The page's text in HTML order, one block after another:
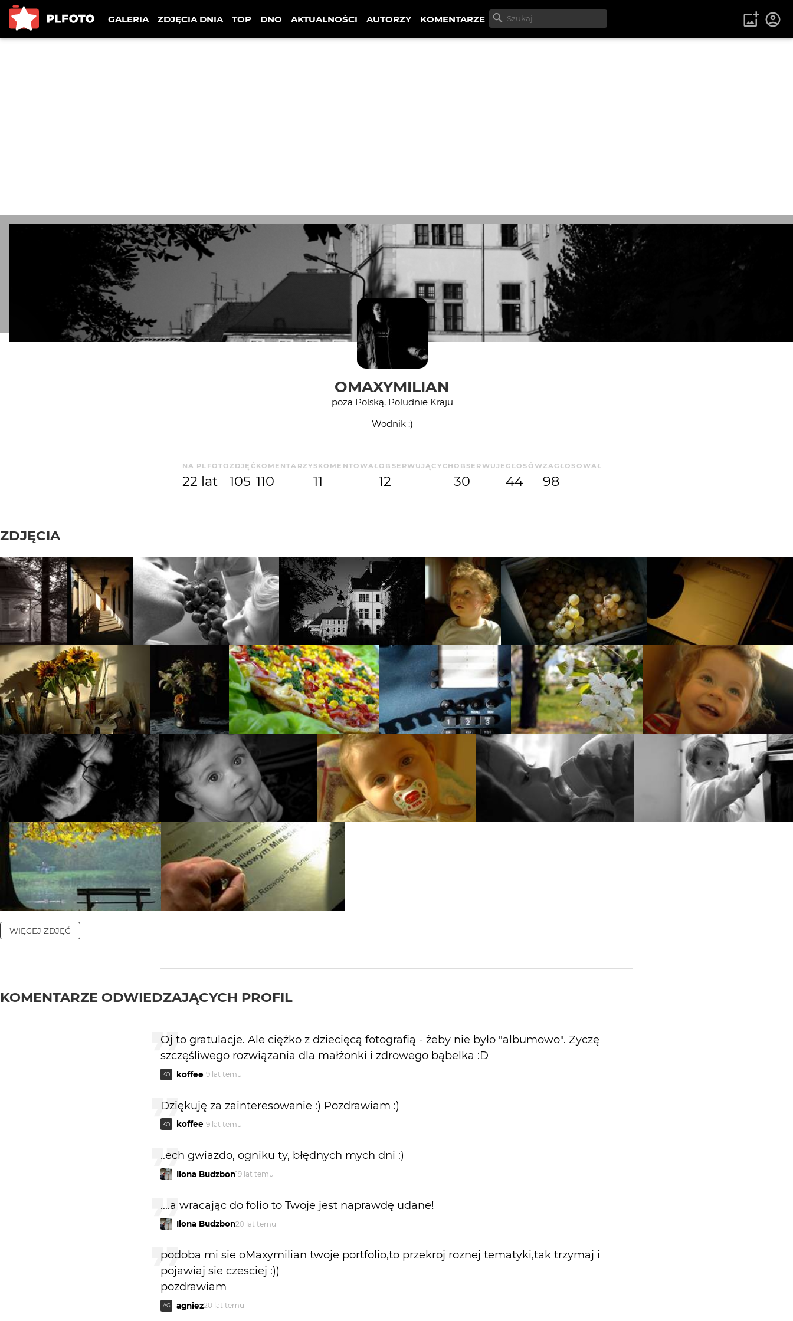
GALERIA ZDJĘCIA DNIA TOP DNO AKTUALNOŚCI AUTORZY KOMENTARZE
OMAXYMILIAN
poza Polską, Poludnie Kraju
Wodnik :)
NA PLFOTO
22 lat
ZDJĘĆ
105
KOMENTARZY
110
SKOMENTOWAŁ
11
OBSERWUJĄCYCH
12
OBSERWUJE
30
GŁOSÓW
44
ZAGŁOSOWAŁ
98
ZDJĘCIA
WIĘCEJ ZDJĘĆ
KOMENTARZE ODWIEDZAJĄCYCH PROFIL
Oj to gratulacje. Ale ciężko z dziecięcą fotografią - żeby nie było "albumowo". Zyczę
szczęśliwego rozwiązania dla małżonki i zdrowego bąbelka :D
KO koffee19 lat temu
Dziękuję za zainteresowanie :) Pozdrawiam :)
KO koffee19 lat temu
..ech gwiazdo, ogniku ty, błędnych mych dni :)
Ilona Budzbon19 lat temu
....a wracając do folio to Twoje jest naprawdę udane!
Ilona Budzbon20 lat temu
podoba mi sie oMaxymilian twoje portfolio,to przekroj roznej tematyki,tak trzymaj i
pojawiaj sie czesciej :))
pozdrawiam
AG agniez20 lat temu